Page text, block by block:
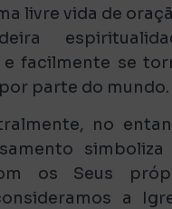
livre vida de
e facilmente se
parte do mundo.
no
os Seus
a